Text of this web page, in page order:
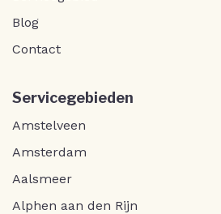
Blog
Contact
Servicegebieden
Amstelveen
Amsterdam
Aalsmeer
Alphen aan den Rijn